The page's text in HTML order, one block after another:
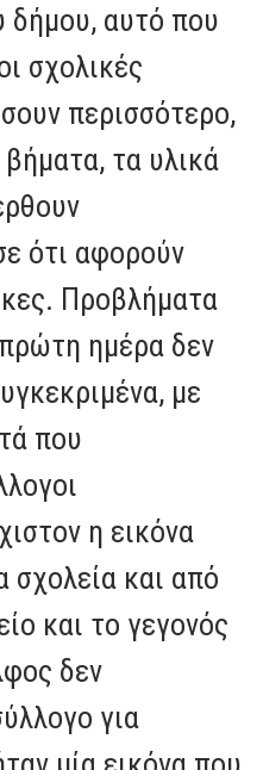
δήμου, αυτό που
σχολικές
περισσότερο,
βήματα, τα υλικά
ότι αφορούν
Προβλήματα
ημέρα δεν
με
που
η εικόνα
και από
και το γεγονός
δεν
για